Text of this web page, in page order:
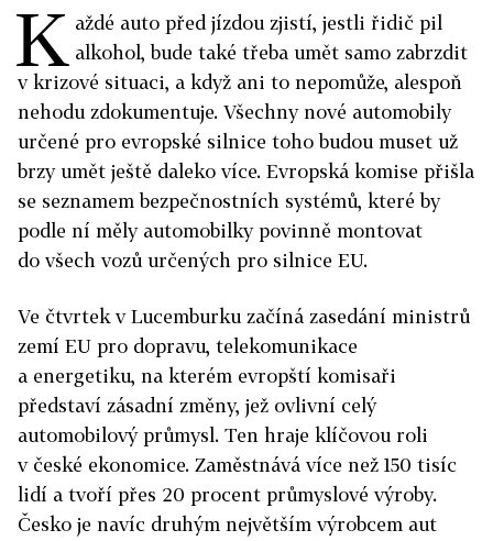
K aždé auto před jízdou zjistí, jestli řidič pil
alkohol, bude také třeba umět samo zabrzdit
v krizové situaci, a když ani to nepomůže, alespoň
nehodu zdokumentuje. Všechny nové automobily
určené pro evropské silnice toho budou muset už
brzy umět ještě daleko více. Evropská komise přišla
se seznamem bezpečnostních systémů, které by
podle ní měly automobilky povinně montovat
do všech vozů určených pro silnice EU.
Ve čtvrtek v Lucemburku začíná zasedání ministrů
zemí EU pro dopravu, telekomunikace
a energetiku, na kterém evropští komisaři
představí zásadní změny, jež ovlivní celý
automobilový průmysl. Ten hraje klíčovou roli
v české ekonomice. Zaměstnává více než 150 tisíc
lidí a tvoří přes 20 procent průmyslové výroby.
Česko je navíc druhým největším výrobcem aut